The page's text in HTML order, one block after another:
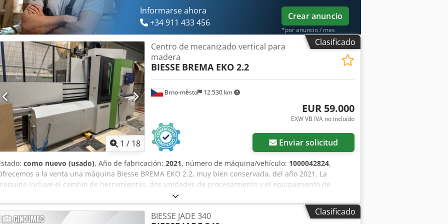
Informarse ahora
+34 911 433 456
Crear anuncio
*por anuncio / mes
Clasificado
1 / 18
Brno-město 12.530 km
Centro de mecanizado vertical para
madera
BIESSE BREMA EKO 2.2
EUR 59.000
EXW VB IVA no incluído
Enviar solicitud
como nuevo (usado), Año de fabricación: 2021, número de máquina/vehículo: 1000042824,
a la venta una máquina Biesse BREMA EKO 2.2, muy bien conservada, del año 2021. La
incluye el cambio de herramientas, dos unidades de procesamiento y el equipamiento de
herramientas. Software bSolid. Cjdpfx Ajzcrfpsbmsha La máquina ha sido revisada por nuestro técnico,
lo que conocemos a la perfección su estado y origen. Es posible probar la máquina en nuestras
instalaciones de Brno, en la sala de exposición de nuestra empresa.
Clasificado
BIESSE JADE 340